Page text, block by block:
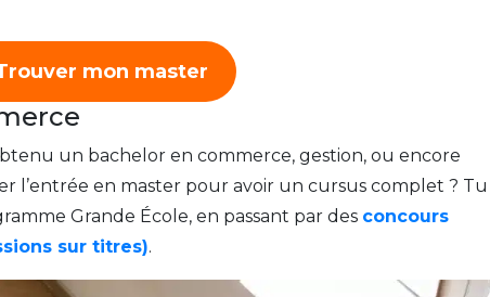
mon master
un bachelor en commerce, gestion, ou encore
l’entrée en master pour avoir un cursus complet ? Tu
Grande École, en passant par des concours
sur titres).